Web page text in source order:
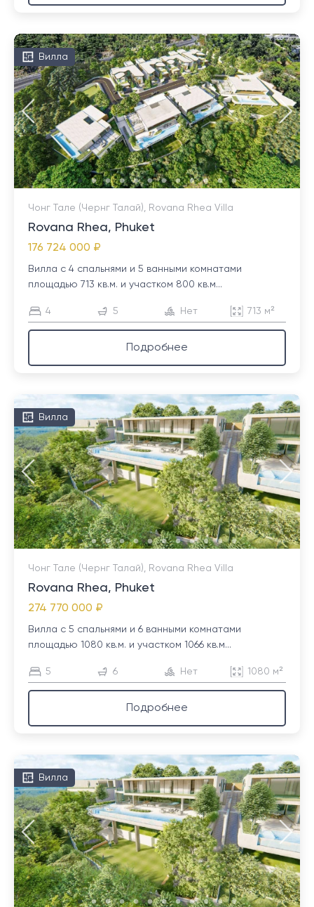
Вилла
Чонг Тале (Чернг Талай), Rovana Rhea Villa
Rovana Rhea, Phuket
176 724 000 ₽
Вилла с 4 спальнями и 5 ванными комнатами
площадью 713 кв.м. и участком 800 кв.м...
4 5 Нет 713 м²
Подробнее
Вилла
Чонг Тале (Чернг Талай), Rovana Rhea Villa
Rovana Rhea, Phuket
274 770 000 ₽
Вилла с 5 спальнями и 6 ванными комнатами
площадью 1080 кв.м. и участком 1066 кв.м...
5 6 Нет 1080 м²
Подробнее
Вилла